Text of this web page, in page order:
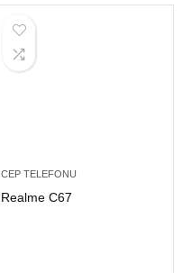
CEP TELEFONU
Realme C67